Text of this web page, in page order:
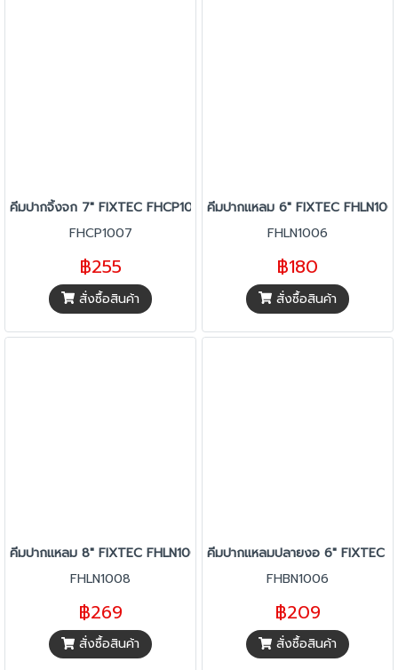
คีมปากจิ้งจก 7" FIXTEC FHCP1007
FHCP1007
฿255
สั่งซื้อสินค้า
คีมปากแหลม 6" FIXTEC
FHLN1006
฿180
สั่งซื้อสินค้า
คีมปากแหลม 8" FIXTEC FHLN1008
FHLN1008
฿269
สั่งซื้อสินค้า
คีมปากแหลมปลายงอ 6" FIXTEC
FHBN1006
฿209
สั่งซื้อสินค้า